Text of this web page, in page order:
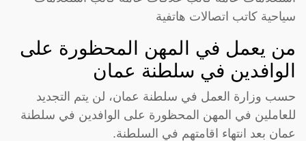
سياحية كاتب اتصالات هاتفية
من يعمل في المهن المحظورة على
الوافدين في سلطنة عمان
حسب وزارة العمل في سلطنة عمان، لن يتم التجديد
للعاملين في المهن المحظورة على الوافدين في سلطنة
عمان بعد انتهاء اقامتهم في السلطنة.